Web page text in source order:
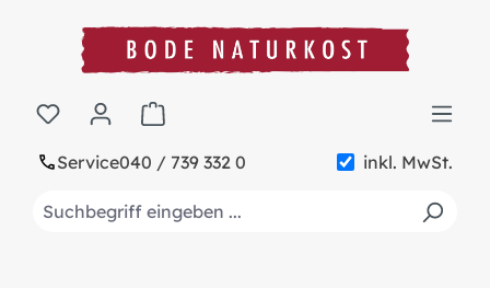
springen
Service040 / 739 332 0 inkl. MwSt.
Warenkorb enthält 0 Positionen. Der